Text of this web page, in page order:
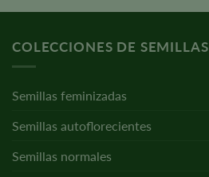
COLECCIONES DE SEMILLAS
Semillas feminizadas
Semillas autoflorecientes
Semillas normales